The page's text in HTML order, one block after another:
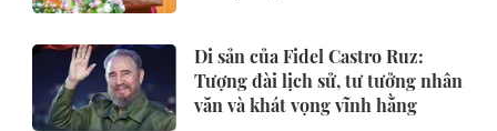
Di sản của Fidel Castro Ruz:
Tượng đài lịch sử, tư tưởng nhân
văn và khát vọng vĩnh hằng